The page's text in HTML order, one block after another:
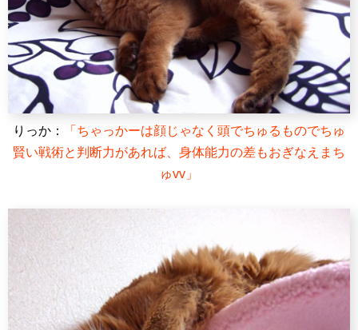
りっか：
「ちゃっかーは顔じゃなく頭でちゅるものでちゅ
賢い戦術と判断力があれば、身体能力の差もおぎなえまち
ゅvv」